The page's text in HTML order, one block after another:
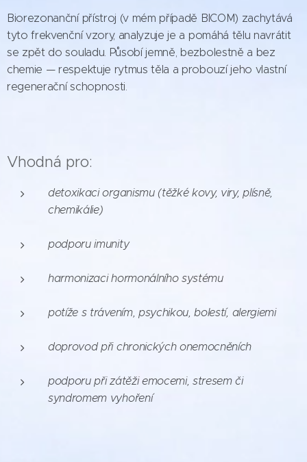
Biorezonanční přístroj (v mém případě BICOM) zachytává
tyto frekvenční vzory, analyzuje je a pomáhá tělu navrátit
se zpět do souladu. Působí jemně, bezbolestně a bez
chemie — respektuje rytmus těla a probouzí jeho vlastní
regenerační schopnosti.
Vhodná pro:
detoxikaci organismu (těžké kovy, viry, plísně,
chemikálie)
podporu imunity
harmonizaci hormonálního systému
potíže s trávením, psychikou, bolestí, alergiemi
doprovod při chronických onemocněních
podporu při zátěži emocemi, stresem či
syndromem vyhoření